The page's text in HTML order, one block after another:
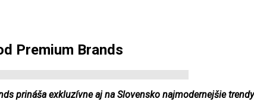
Premium Brands
prináša exkluzívne aj na Slovensko najmodernejšie